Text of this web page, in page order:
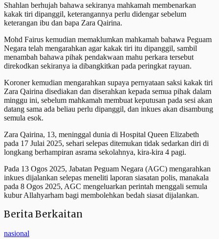
Shahlan berhujah bahawa sekiranya mahkamah membenarkan
kakak tiri dipanggil, keterangannya perlu didengar sebelum
keterangan ibu dan bapa Zara Qairina.
Mohd Fairus kemudian memaklumkan mahkamah bahawa Peguam
Negara telah mengarahkan agar kakak tiri itu dipanggil, sambil
menambah bahawa pihak pendakwaan mahu perkara tersebut
direkodkan sekiranya ia dibangkitkan pada peringkat rayuan.
Koroner kemudian mengarahkan supaya pernyataan saksi kakak tiri
Zara Qairina disediakan dan diserahkan kepada semua pihak dalam
minggu ini, sebelum mahkamah membuat keputusan pada sesi akan
datang sama ada beliau perlu dipanggil, dan inkues akan disambung
semula esok.
Zara Qairina, 13, meninggal dunia di Hospital Queen Elizabeth
pada 17 Julai 2025, sehari selepas ditemukan tidak sedarkan diri di
longkang berhampiran asrama sekolahnya, kira-kira 4 pagi.
Pada 13 Ogos 2025, Jabatan Peguam Negara (AGC) mengarahkan
inkues dijalankan selepas meneliti laporan siasatan polis, manakala
pada 8 Ogos 2025, AGC mengeluarkan perintah menggali semula
kubur Allahyarham bagi membolehkan bedah siasat dijalankan.
Berita Berkaitan
nasional